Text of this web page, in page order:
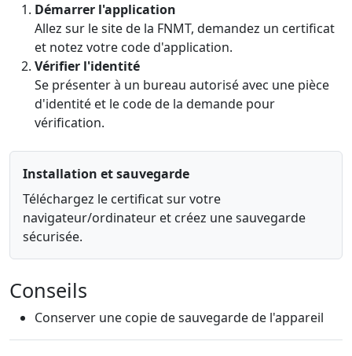
Démarrer l'application
Allez sur le site de la FNMT, demandez un certificat
et notez votre code d'application.
Vérifier l'identité
Se présenter à un bureau autorisé avec une pièce
d'identité et le code de la demande pour
vérification.
Installation et sauvegarde
Téléchargez le certificat sur votre
navigateur/ordinateur et créez une sauvegarde
sécurisée.
Conseils
Conserver une copie de sauvegarde de l'appareil